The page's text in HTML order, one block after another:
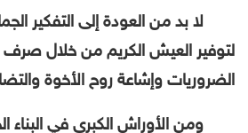
لا بد من العودة إلى التفكير
لتوفير العيش الكريم من خلال صرف
الضروريات وإشاعة روح الأخوة
ومن الأوراش الكبرى في البناء